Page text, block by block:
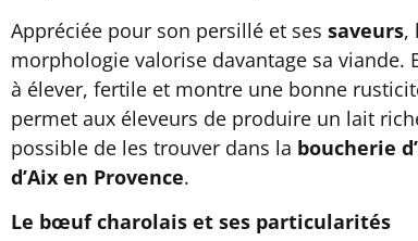
Appréciée pour son persillé et ses saveurs,
morphologie valorise davantage sa viande.
à élever, fertile et montre une bonne
permet aux éleveurs de produire un lait
possible de les trouver dans la boucherie
d’Aix en Provence.
Le bœuf charolais et ses particularités